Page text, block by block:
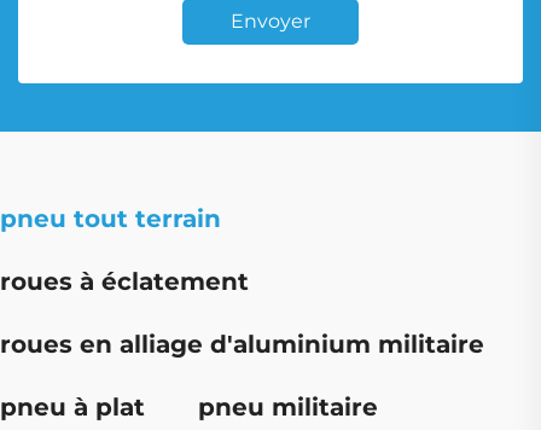
Envoyer
pneu tout terrain
roues à éclatement
roues en alliage d'aluminium militaire
pneu à plat pneu militaire